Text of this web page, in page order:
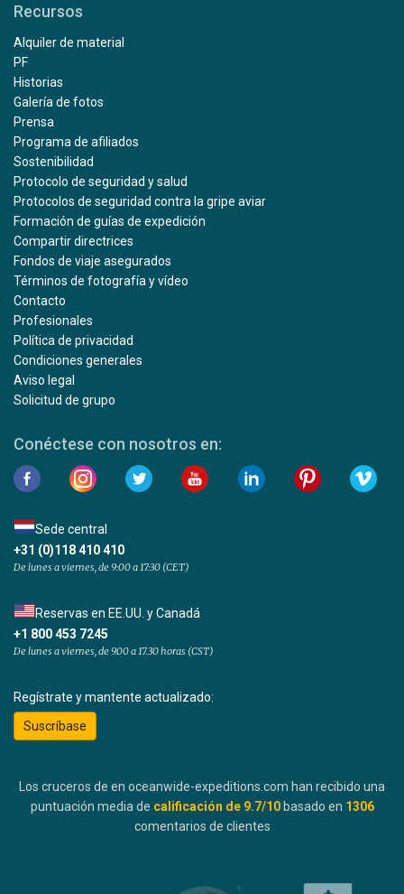
Recursos
Alquiler de material
PF
Historias
Galería de fotos
Prensa
Programa de afiliados
Sostenibilidad
Protocolo de seguridad y salud
Protocolos de seguridad contra la gripe aviar
Formación de guías de expedición
Compartir directrices
Fondos de viaje asegurados
Términos de fotografía y vídeo
Contacto
Profesionales
Política de privacidad
Condiciones generales
Aviso legal
Solicitud de grupo
Conéctese con nosotros en:
Sede central
+31 (0)118 410 410
De lunes a viernes, de 9:00 a 17:30 (CET)
Reservas en EE.UU. y Canadá
+1 800 453 7245
De lunes a viernes, de 9.00 a 17.30 horas (CST)
Regístrate y mantente actualizado:
Suscríbase
Los cruceros de en oceanwide-expeditions.com han recibido una
puntuación media de calificación de 9.7/10 basado en 1306
comentarios de clientes